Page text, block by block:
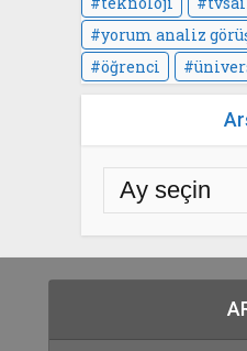
yorum analiz
öğrenci